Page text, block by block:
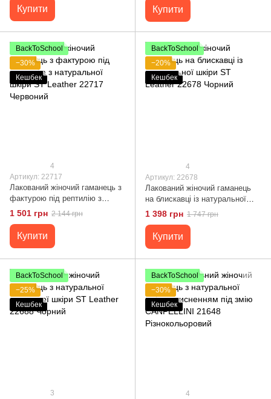
Купити Купити
BackToSchool
−30%
Кешбек
4
Артикул: 22717
Лакований жіночий гаманець з
фактурою під рептилію з
натуральної шкіри ST Leather
22717 Червоний
1 501 грн 2 144 грн
Купити
BackToSchool
−20%
Кешбек
4
Артикул: 22678
Лакований жіночий гаманець
на блискавці із натуральної
шкіри ST Leather 22678 Чорний
1 398 грн 1 747 грн
Купити
BackToSchool
−25%
Кешбек
3
BackToSchool
−30%
Кешбек
4